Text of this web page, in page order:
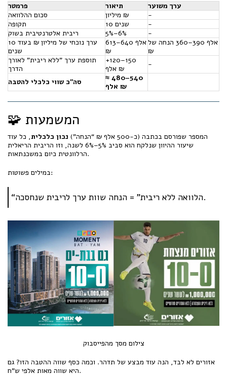
פרמטר תיאור
ערך משוער
סכום ההלוואה
מיליון ₪
-
תקופה
10 שנים
-
ריבית אלטרנטיבית בשוק
5%–6%
-
ערך נוכחי של מיליון ₪ בעוד 10
שנים
613–640 אלף
₪
הנחה של ‎360–390 אלף
₪
תוספת ערך "ללא ריבית" לאורך
הדרך
‎+120–150
אלף ₪
-
סה״כ שווי כלכלי להטבה
≈ 480–540
אלף ₪
🧩 המשמעות
המספר שפורסם בכתבה (כ-500 אלף ₪ “הנחה”) נכון כלכלית, כל עוד
שיעור ההיוון שנלקח הוא סביב 5%–6% לשנה, וזו הריבית הריאלית
הרלוונטית כיום במשכנתאות.
במילים פשוטות:
“הלוואה ללא ריבית” = הנחה שוות ערך לריבית שנחסכה.
צילום מסך מהפייסבוק
אזורים לא לבד, הנה עוד מבצע של תדהר. וכמה כסף שווה ההטבה הזו? גם
היא שווה מאות אלפי ש"ח.